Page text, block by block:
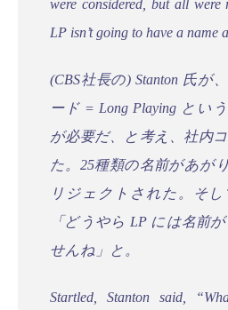
were considered, but all were
LP isn’t going to have a name
(CBS社長の) Stanton 氏が
ード = Long Playing とい
が必要だ、と考え、社内
た。25種類の名前があが
リジェクトされた。そし
「どうやら LP には名前
せんね」と。
Startled, Stanton said,